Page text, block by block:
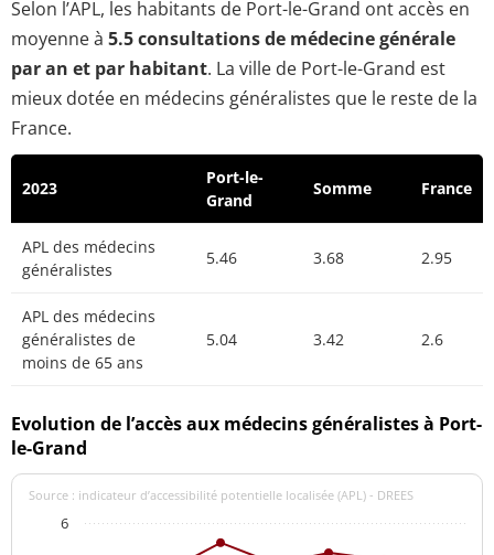
Selon l’APL, les habitants de Port-le-Grand ont accès en
moyenne à 5.5 consultations de médecine générale
par an et par habitant. La ville de Port-le-Grand est
mieux dotée en médecins généralistes que le reste de la
France.
2023
Port-le-
Grand
Somme France
APL des médecins
généralistes
5.46 3.68 2.95
APL des médecins
généralistes de
moins de 65 ans
5.04 3.42 2.6
Evolution de l’accès aux médecins généralistes à Port-
le-Grand
Source : indicateur d’accessibilité potentielle localisée (APL) - DREES
6